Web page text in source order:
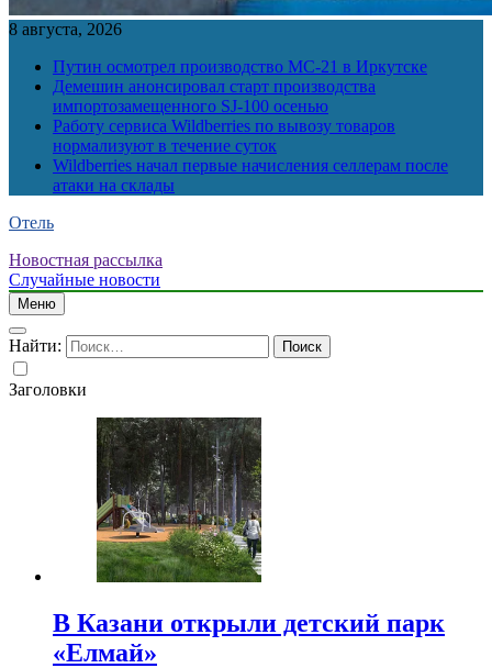
8 августа, 2026
Путин осмотрел производство МС-21 в Иркутске
Демешин анонсировал старт производства
импортозамещенного SJ-100 осенью
Работу сервиса Wildberries по вывозу товаров
нормализуют в течение суток
Wildberries начал первые начисления селлерам после
атаки на склады
Отель
Новостная рассылка
Случайные новости
Меню
Найти:
Заголовки
В Казани открыли детский парк
«Елмай»